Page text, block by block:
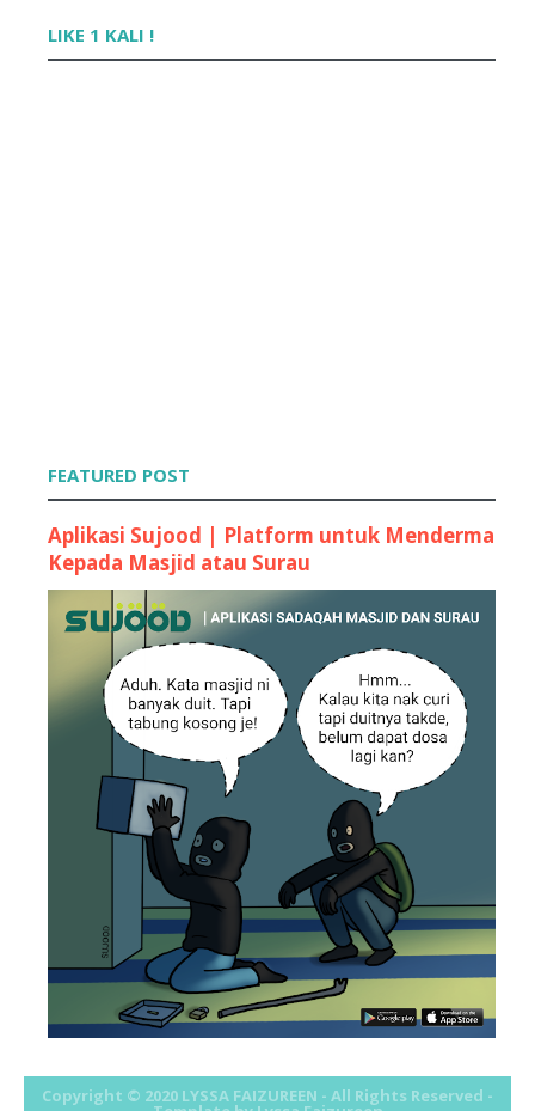
LIKE 1 KALI !
FEATURED POST
Aplikasi Sujood | Platform untuk Menderma
Kepada Masjid atau Surau
Copyright © 2020 LYSSA FAIZUREEN - All Rights Reserved -